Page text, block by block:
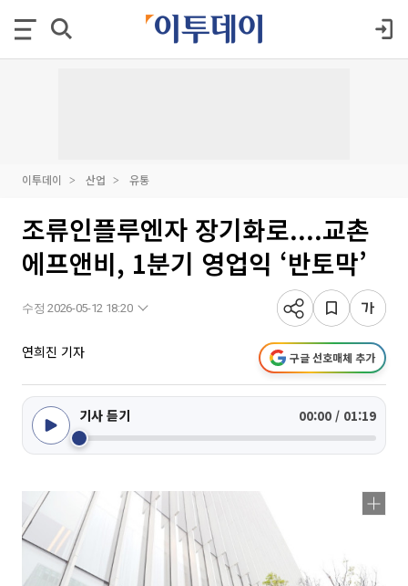
이투데이 산업 유통
조류인플루엔자 장기화로....교촌
에프앤비, 1분기 영업익 ‘반토막’
수정 2026-05-12 18:20
연희진 기자 구글 선호매체 추가
기사 듣기 00:00 / 01:19